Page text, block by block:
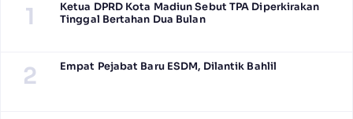
1
Ketua DPRD Kota Madiun Sebut TPA Diperkirakan
Tinggal Bertahan Dua Bulan
2 Empat Pejabat Baru ESDM, Dilantik Bahlil